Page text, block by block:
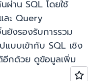
ผ่าน SQL โดยใช้
ละ Query
ยังรองรับการรวม
แบบเข้ากับ SQL เชิง
อีกด้วย ดูข้อมูลเพิ่ม